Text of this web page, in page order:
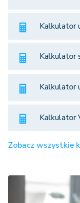
Kalkulator
Kalkulator
Kalkulator
Zobacz wszystkie